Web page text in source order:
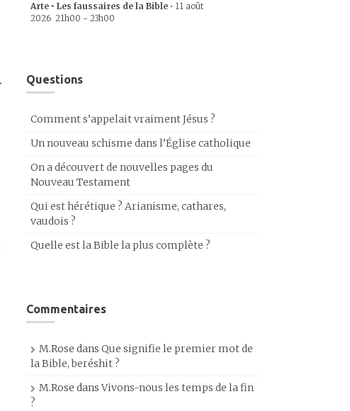
Arte • Les faussaires de la Bible • 11 août
2026 21h00 - 23h00
Questions
Comment s’appelait vraiment Jésus ?
Un nouveau schisme dans l’Église catholique
On a découvert de nouvelles pages du
Nouveau Testament
Qui est hérétique ? Arianisme, cathares,
vaudois ?
Quelle est la Bible la plus complète ?
Commentaires
M.Rose dans Que signifie le premier mot de
la Bible, beréshit ?
M.Rose dansVivons-nous les temps de la fin
?